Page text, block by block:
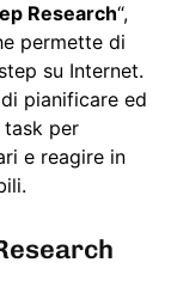
Research“,
permette di
su Internet.
pianificare ed
task per
e reagire in